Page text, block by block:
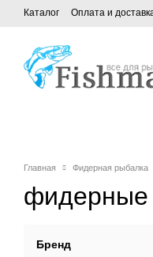
Каталог Оплата и
Главная Фидерная рыбалка
Бренд